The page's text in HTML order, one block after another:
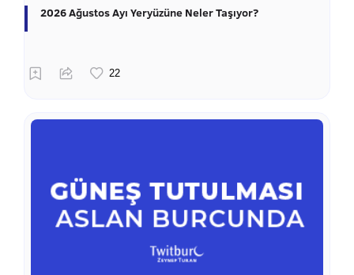
2026 Ağustos Ayı Yeryüzüne Neler Taşıyor?